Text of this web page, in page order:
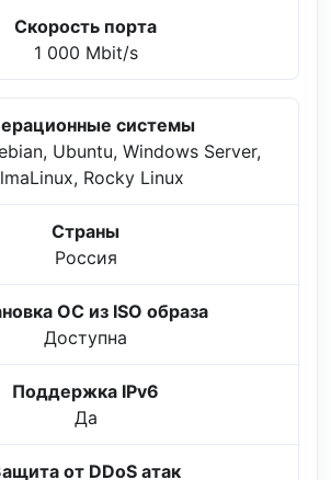
Скорость порта
1 000 Mbit/s
системы
Ubuntu, Windows Server,
Rocky Linux
Страны
Россия
ОС из ISO образа
Доступна
Поддержка IPv6
Да
от DDoS атак